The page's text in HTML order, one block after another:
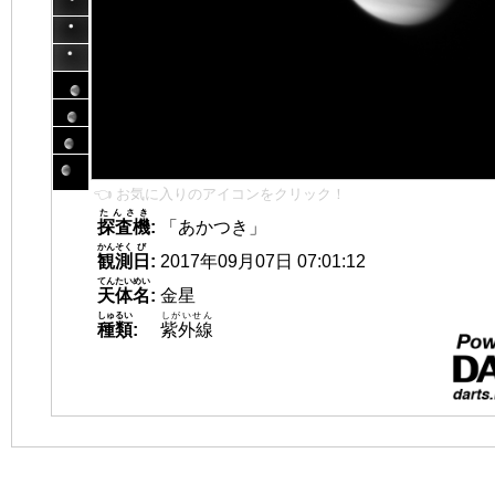
👈 お気に入りのアイコンをクリック！
探査機
たんさき
:
「あかつき」
観測
かんそく
日
び
: 2017年09月07日 07:01:12
天体名
てんたいめい
: 金星
種類
しゅるい
: 紫外線
しがいせん